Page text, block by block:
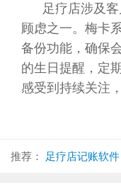
足疗店涉及客
顾虑之一。梅卡
备份功能，确保
的生日提醒，定
感受到持续关注
推荐： 足疗店记账软件